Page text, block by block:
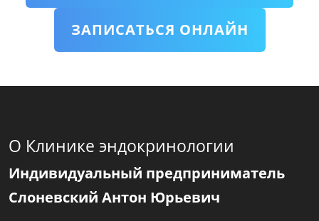
ЗАПИСАТЬСЯ ОНЛАЙН
О Клинике эндокринологии
Индивидуальный предприниматель
Слоневский Антон Юрьевич